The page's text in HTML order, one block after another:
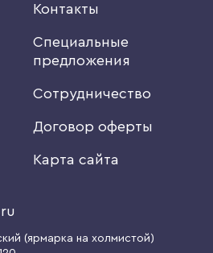
Контакты
Специальные
предложения
Сотрудничество
Договор оферты
Карта сайта
(ярмарка на холмистой)